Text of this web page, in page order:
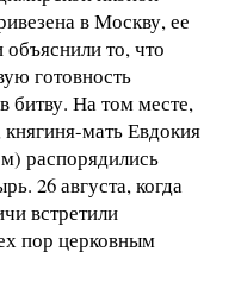
в Москву, ее
то, что
готовность
битву. На том месте,
мать Евдокия
распорядились
26 августа, когда
встретили
пор церковным